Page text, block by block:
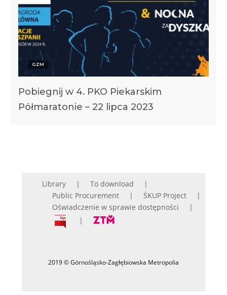
GZM
Pobiegnij w 4. PKO Piekarskim
Półmaratonie – 22 lipca 2023
Library
To download
Public Procurement
ŚKUP Project
Oświadczenie w sprawie dostępności
2019 © Górnośląsko-Zagłębiowska Metropolia